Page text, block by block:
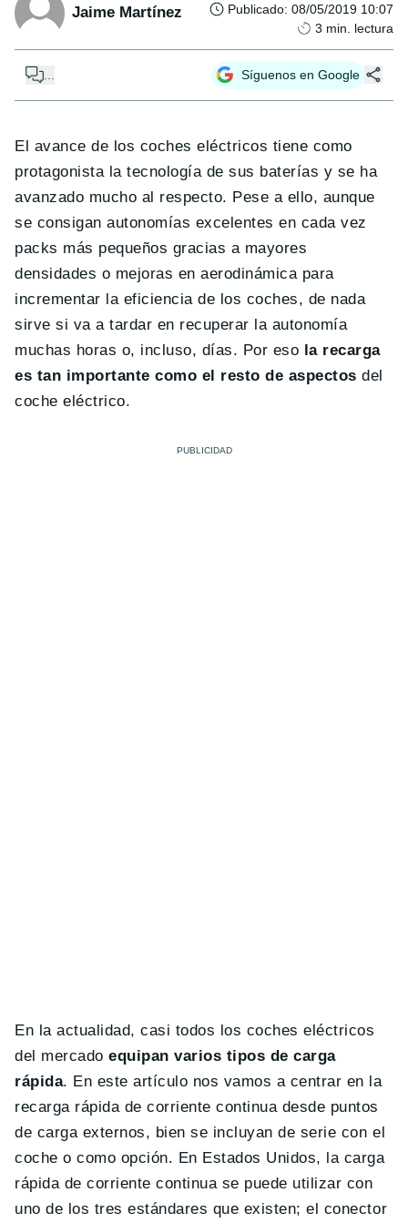
Jaime Martínez Publicado: 08/05/2019 10:07
3 min. lectura
Síguenos en Google
El avance de los coches eléctricos tiene como
protagonista la tecnología de sus baterías y se ha
avanzado mucho al respecto. Pese a ello, aunque
se consigan autonomías excelentes en cada vez
packs más pequeños gracias a mayores
densidades o mejoras en aerodinámica para
incrementar la eficiencia de los coches, de nada
sirve si va a tardar en recuperar la autonomía
muchas horas o, incluso, días. Por eso la recarga
es tan importante como el resto de aspectos del
coche eléctrico.
En la actualidad, casi todos los coches eléctricos
del mercadoequipan varios tipos de carga
rápida. En este artículo nos vamos a centrar en la
recarga rápida de corriente continua desde puntos
de carga externos, bien se incluyan de serie con el
coche o como opción. En Estados Unidos, la carga
rápida de corriente continua se puede utilizar con
uno de los tres estándares que existen; el conector